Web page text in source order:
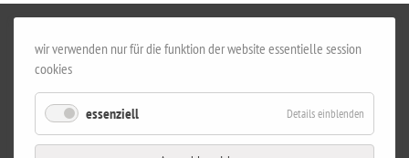
wir verwenden nur für die funktion der website essentielle session
cookies
essenziell Details einblenden